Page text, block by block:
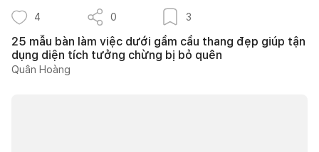
4 0 3
25 mẫu bàn làm việc dưới gầm cầu thang đẹp giúp tận
dụng diện tích tưởng chừng bị bỏ quên
Quân Hoàng